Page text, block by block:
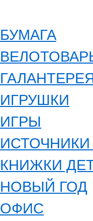
БУМАГА
ИГРУШКИ
ИГРЫ
КНИЖКИ
НОВЫЙ ГОД
ОФИС